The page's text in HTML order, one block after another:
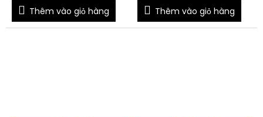
Thêm vào giỏ hàng Thêm vào giỏ hàng